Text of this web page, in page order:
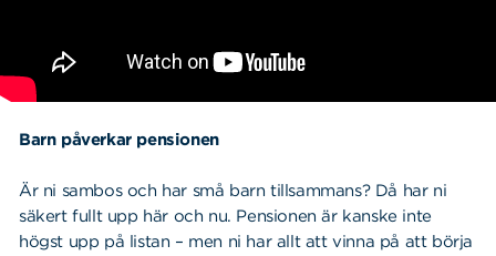
Barn påverkar pensionen
Är ni sambos och har små barn tillsammans? Då har ni
säkert fullt upp här och nu. Pensionen är kanske inte
högst upp på listan – men ni har allt att vinna på att börja